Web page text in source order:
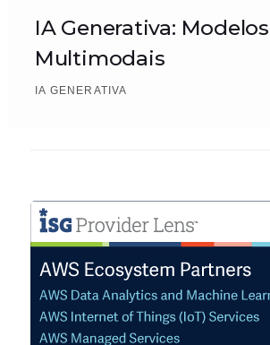
IA Generativa: Modelos
Multimodais
IA GENERATIVA